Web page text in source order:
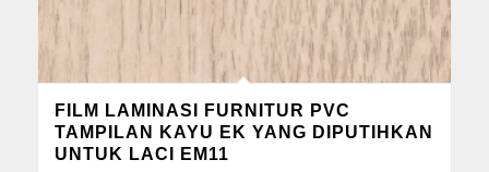
FILM LAMINASI FURNITUR PVC
TAMPILAN KAYU EK YANG DIPUTIHKAN
UNTUK LACI EM11